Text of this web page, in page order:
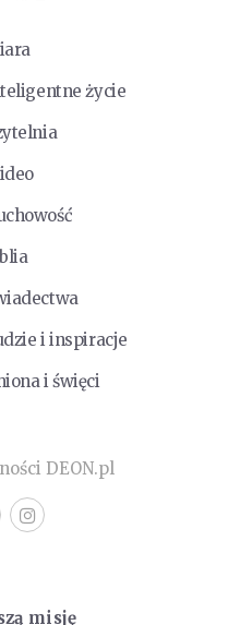
życie
i inspiracje
i święci
DEON.pl
misję